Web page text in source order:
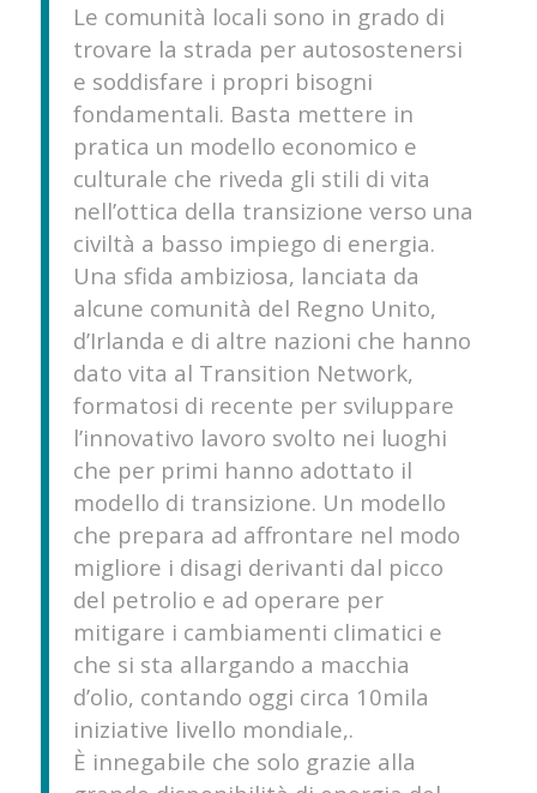
Le comunità locali sono in grado di
trovare la strada per autosostenersi
e soddisfare i propri bisogni
fondamentali. Basta mettere in
pratica un modello economico e
culturale che riveda gli stili di vita
nell’ottica della transizione verso una
civiltà a basso impiego di energia.
Una sfida ambiziosa, lanciata da
alcune comunità del Regno Unito,
d’Irlanda e di altre nazioni che hanno
dato vita al Transition Network,
formatosi di recente per sviluppare
l’innovativo lavoro svolto nei luoghi
che per primi hanno adottato il
modello di transizione. Un modello
che prepara ad affrontare nel modo
migliore i disagi derivanti dal picco
del petrolio e ad operare per
mitigare i cambiamenti climatici e
che si sta allargando a macchia
d’olio, contando oggi circa 10mila
iniziative livello mondiale,.
È innegabile che solo grazie alla